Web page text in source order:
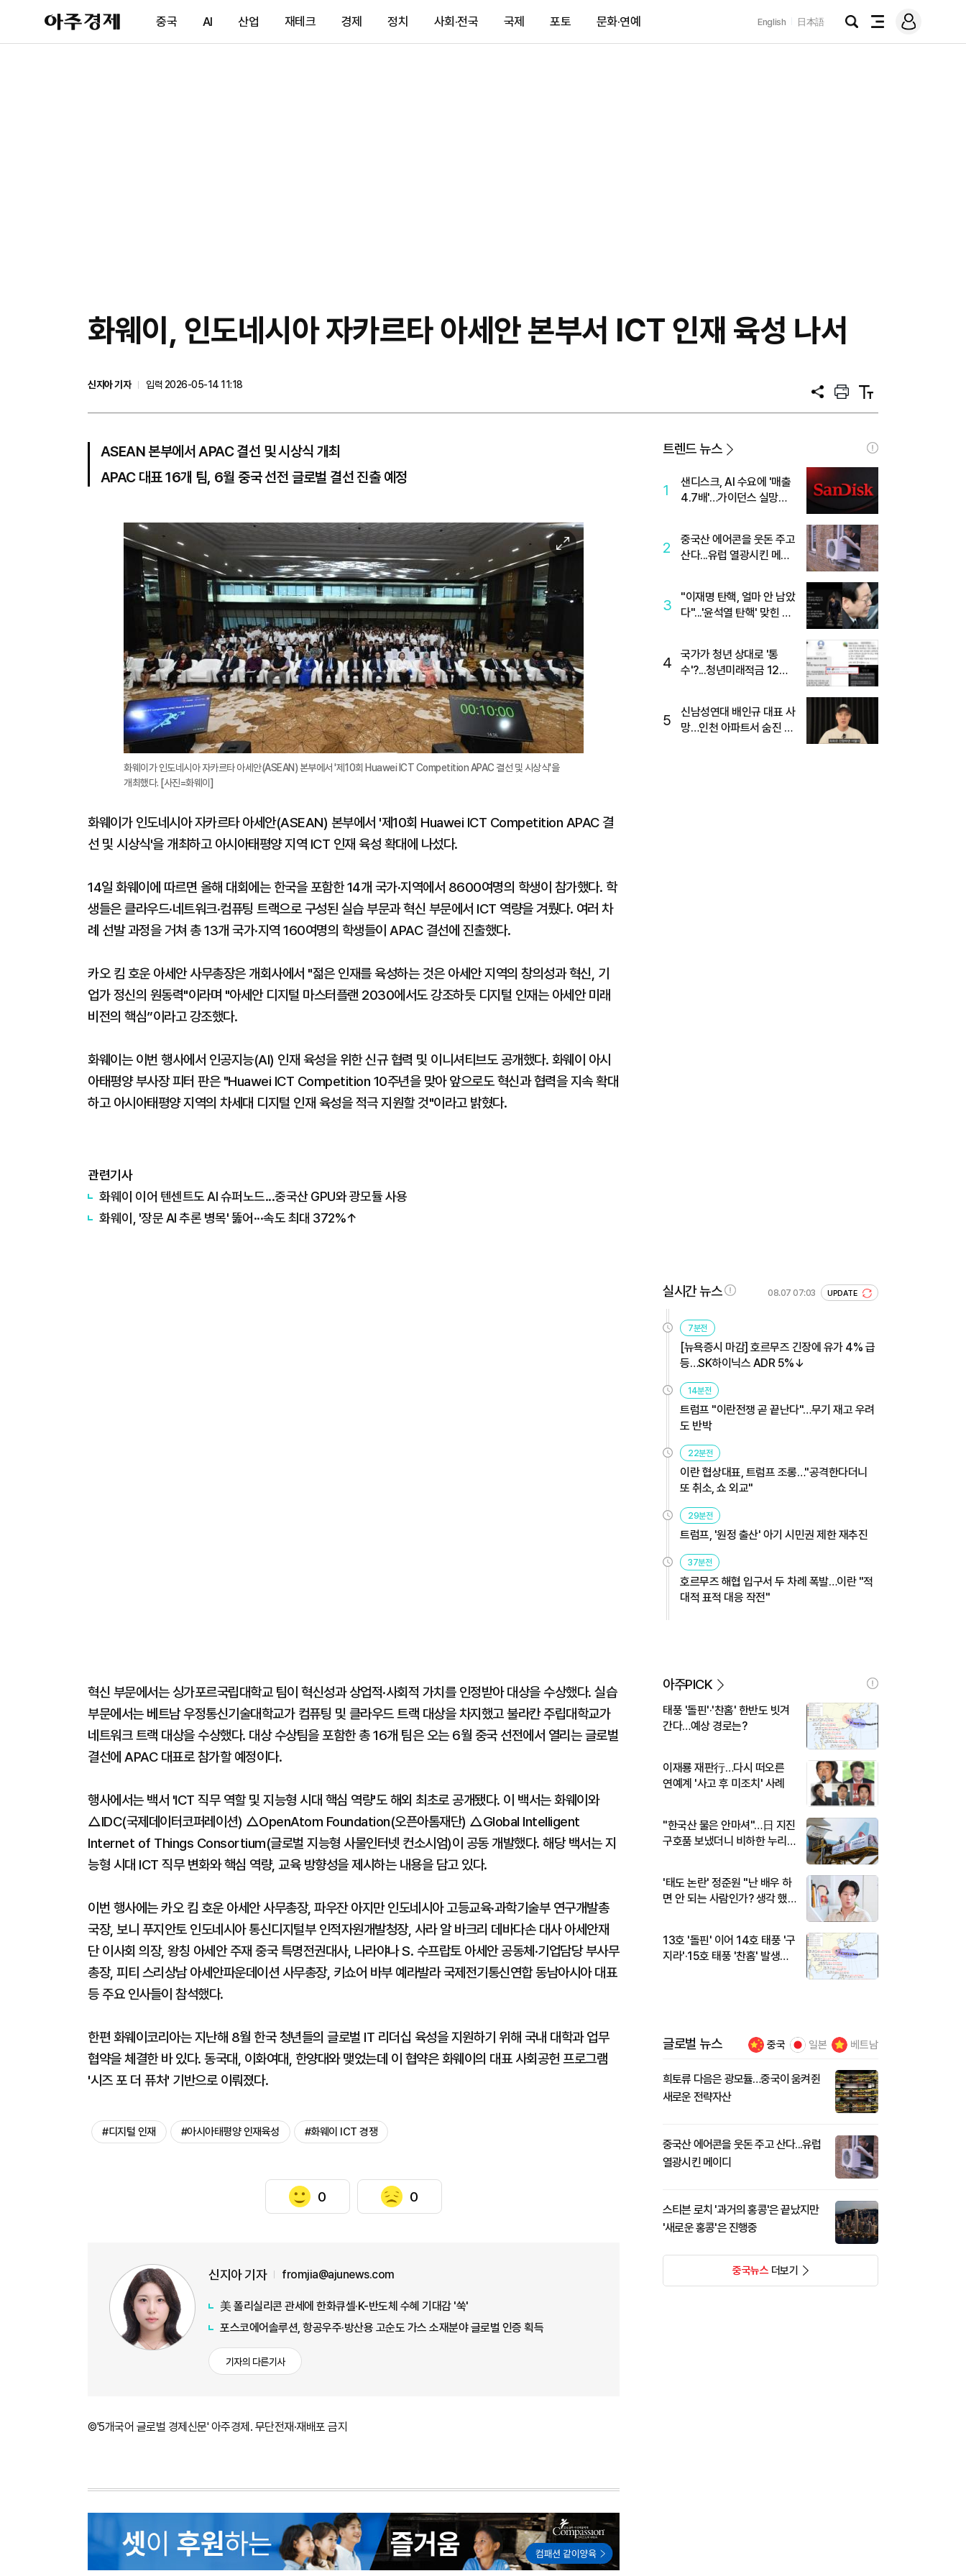
아
주
제
중국 AI 산업 재테크 경제 정치 사회·전국 국제 포토 문화·연예 English 日本語
검
전
메
그
화웨이, 인도네시아 자카르타 아세안 본부서 ICT 인재 육성 나서
신지아 기자
입력 2026-05-14 11:18
공
프
트
텍
트
ASEAN 본부에서 APAC 결선 및 시상식 개최
APAC 대표 16개 팀, 6월 중국 선전 글로벌 결선 진출 예정
이
미
지
확
화웨이가 인도네시아 자카르타 아세안(ASEAN) 본부에서 '제10회 Huawei ICT Competition APAC 결선 및 시상식'을
개최했다. [사진=화웨이]
화웨이가 인도네시아 자카르타 아세안(ASEAN) 본부에서 '제10회 Huawei ICT Competition APAC 결
선 및 시상식'을 개최하고 아시아태평양 지역 ICT 인재 육성 확대에 나섰다.
14일 화웨이에 따르면 올해 대회에는 한국을 포함한 14개 국가·지역에서 8600여명의 학생이 참가했다. 학
생들은 클라우드·네트워크·컴퓨팅 트랙으로 구성된 실습 부문과 혁신 부문에서 ICT 역량을 겨뤘다. 여러 차
례 선발 과정을 거쳐 총 13개 국가·지역 160여명의 학생들이 APAC 결선에 진출했다.
카오 킴 호운 아세안 사무총장은 개회사에서 "젊은 인재를 육성하는 것은 아세안 지역의 창의성과 혁신, 기
업가 정신의 원동력"이라며 "아세안 디지털 마스터플랜 2030에서도 강조하듯 디지털 인재는 아세안 미래
비전의 핵심”이라고 강조했다.
화웨이는 이번 행사에서 인공지능(AI) 인재 육성을 위한 신규 협력 및 이니셔티브도 공개했다. 화웨이 아시
아태평양 부사장 피터 판은 "Huawei ICT Competition 10주년을 맞아 앞으로도 혁신과 협력을 지속 확대
하고 아시아태평양 지역의 차세대 디지털 인재 육성을 적극 지원할 것"이라고 밝혔다.
관련기사
화웨이 이어 텐센트도 AI 슈퍼노드...중국산 GPU와 광모듈 사용
화웨이, '장문 AI 추론 병목' 뚫어···속도 최대 372%↑
혁신 부문에서는 싱가포르국립대학교 팀이 혁신성과 상업적·사회적 가치를 인정받아 대상을 수상했다. 실습
부문에서는 베트남 우정통신기술대학교가 컴퓨팅 및 클라우드 트랙 대상을 차지했고 불라칸 주립대학교가
네트워크 트랙 대상을 수상했다. 대상 수상팀을 포함한 총 16개 팀은 오는 6월 중국 선전에서 열리는 글로벌
결선에 APAC 대표로 참가할 예정이다.
행사에서는 백서 'ICT 직무 역할 및 지능형 시대 핵심 역량'도 해외 최초로 공개됐다. 이 백서는 화웨이와
△IDC(국제데이터코퍼레이션) △OpenAtom Foundation(오픈아톰재단) △Global Intelligent
Internet of Things Consortium(글로벌 지능형 사물인터넷 컨소시엄)이 공동 개발했다. 해당 백서는 지
능형 시대 ICT 직무 변화와 핵심 역량, 교육 방향성을 제시하는 내용을 담고 있다.
이번 행사에는 카오 킴 호운 아세안 사무총장, 파우잔 아지만 인도네시아 고등교육·과학기술부 연구개발총
국장, 보니 푸지안토 인도네시아 통신디지털부 인적자원개발청장, 사라 알 바크리 데바다손 대사 아세안재
단 이사회 의장, 왕칭 아세안 주재 중국 특명전권대사, 나라야나 S. 수프랍토 아세안 공동체·기업담당 부사무
총장, 피티 스리상남 아세안파운데이션 사무총장, 키쇼어 바부 예라발라 국제전기통신연합 동남아시아 대표
등 주요 인사들이 참석했다.
한편 화웨이코리아는 지난해 8월 한국 청년들의 글로벌 IT 리더십 육성을 지원하기 위해 국내 대학과 업무
협약을 체결한 바 있다. 동국대, 이화여대, 한양대와 맺었는데 이 협약은 화웨이의 대표 사회공헌 프로그램
'시즈 포 더 퓨처' 기반으로 이뤄졌다.
#디지털 인재 #아시아태평양 인재육성 #화웨이 ICT 경쟁
0 0
신지아 기자 fromjia@ajunews.com
美 폴리실리콘 관세에 한화큐셀·K-반도체 수혜 기대감 '쑥'
포스코에어솔루션, 항공우주·방산용 고순도 가스 소재분야 글로벌 인증 획득
기자의 다른기사
©'5개국어 글로벌 경제신문' 아주경제. 무단전재·재배포 금지
트렌드 뉴스
1
샌디스크, AI 수요에 '매출
4.7배'…가이던스 실망에
2
중국산 에어콘을 웃돈 주고
산다...유럽 열광시킨 메이
3
"이재명 탄핵, 얼마 안 남았
다"...'윤석열 탄핵' 맞힌 무
4
국가가 청년 상대로 '통
수'?...청년미래적금 12%
5
신남성연대 배인규 대표 사
망…인천 아파트서 숨진 채
실시간 뉴스 08.07 07:03 UPDATE
7분전
[뉴욕증시 마감] 호르무즈 긴장에 유가 4% 급
등…SK하이닉스 ADR 5%↓
14분전
트럼프 "이란전쟁 곧 끝난다"…무기 재고 우려
도 반박
22분전
이란 협상대표, 트럼프 조롱…"공격한다더니
또 취소, 쇼 외교"
29분전
트럼프, '원정 출산' 아기 시민권 제한 재추진
37분전
호르무즈 해협 입구서 두 차례 폭발…이란 "적
대적 표적 대응 작전"
아주PICK
태풍 '돌핀'·'찬홈' 한반도 빗겨
간다…예상 경로는?
이재룡 재판行…다시 떠오른
연예계 '사고 후 미조치' 사례
"한국산 물은 안마셔"…日 지진
구호품 보냈더니 비하한 누리
'태도 논란' 정준원 "난 배우 하
면 안 되는 사람인가? 생각 했
13호 '돌핀' 이어 14호 태풍 '구
지라'·15호 태풍 '찬홈' 발생…
글로벌 뉴스 중국 일본 베트남
희토류 다음은 광모듈…중국이 움켜쥔
새로운 전략자산
중국산 에어콘을 웃돈 주고 산다...유럽
열광시킨 메이디
스티븐 로치 '과거의 홍콩'은 끝났지만
'새로운 홍콩'은 진행중
중국뉴스더보기